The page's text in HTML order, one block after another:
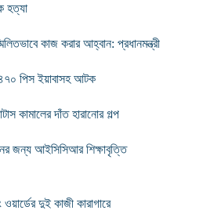
হত্যা
কাজ করার আহ্বান: প্রধানমন্ত্রী
পিস ইয়াবাসহ আটক
কামালের দাঁত হারানোর গল্প
জন্য আইসিসিআর শিক্ষাবৃত্তি
দুই কাজী কারাগারে